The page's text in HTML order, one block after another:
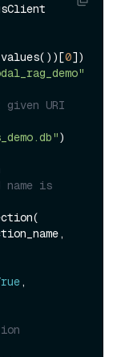
0])
URI
)
is
,